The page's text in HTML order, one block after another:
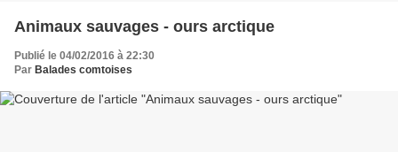
Animaux sauvages - ours arctique
Publié le 04/02/2016 à 22:30
Par Balades comtoises